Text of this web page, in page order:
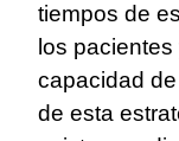
tiempos de
los
capacidad
de esta